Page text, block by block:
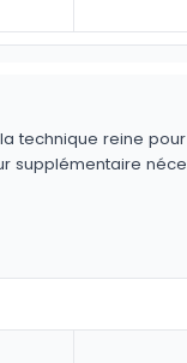
technique reine
supplémentaire